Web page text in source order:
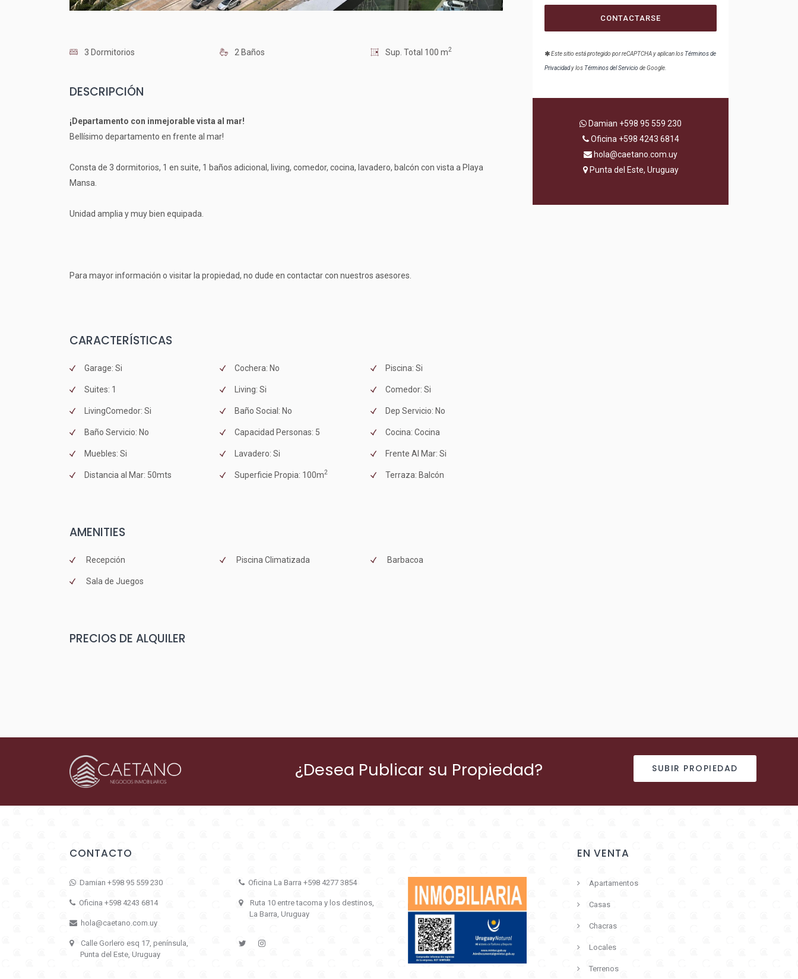
3 Dormitorios 2 Baños Sup. Total 100 m2
DESCRIPCIÓN
¡Departamento con inmejorable vista al mar!
Bellísimo departamento en frente al mar!
Consta de 3 dormitorios, 1 en suite, 1 baños adicional, living, comedor, cocina, lavadero, balcón con vista a Playa
Mansa.
Unidad amplia y muy bien equipada.
Para mayor información o visitar la propiedad, no dude en contactar con nuestros asesores.
CARACTERÍSTICAS
Garage: Si Cochera: No Piscina: Si
Suites: 1 Living: Si Comedor: Si
LivingComedor: Si Baño Social: No Dep Servicio: No
Baño Servicio: No Capacidad Personas: 5 Cocina: Cocina
Muebles: Si Lavadero: Si Frente Al Mar: Si
Distancia al Mar: 50mts Superficie Propia: 100m2 Terraza: Balcón
AMENITIES
Recepción Piscina Climatizada Barbacoa
Sala de Juegos
PRECIOS DE ALQUILER
CONTACTARSE
Este sitio está protegido por reCAPTCHA y aplican los Términos de
Privacidady los Términos del Servicio de Google.
Damian +598 95 559 230
Oficina +598 4243 6814
hola@caetano.com.uy
Punta del Este, Uruguay
¿Desea Publicar su Propiedad? SUBIR PROPIEDAD
CONTACTO
Damian +598 95 559 230
Oficina +598 4243 6814
hola@caetano.com.uy
Calle Gorlero esq 17, península,
Punta del Este, Uruguay
Oficina La Barra +598 4277 3854
Ruta 10 entre tacoma y los destinos,
La Barra, Uruguay
EN VENTA
Apartamentos
Casas
Chacras
Locales
Terrenos